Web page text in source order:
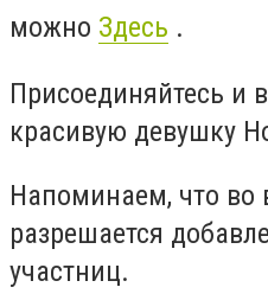
можно Здесь .
Присоединяйтесь и
красивую девушку
Напоминаем, что во
разрешается
участниц.